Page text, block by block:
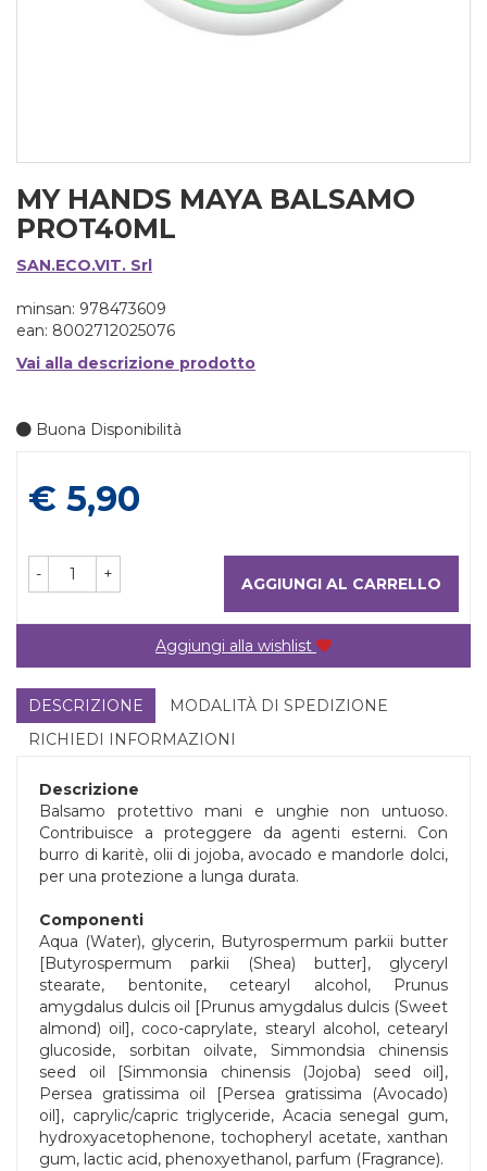
MY HANDS MAYA BALSAMO
PROT40ML
SAN.ECO.VIT. Srl
minsan: 978473609
ean: 8002712025076
Vai alla descrizione prodotto
Buona Disponibilità
Prezzo
€ 5,90
- + AGGIUNGI AL CARRELLO
Aggiungi alla wishlist
DESCRIZIONE
MODALITÀ DI SPEDIZIONE
RICHIEDI INFORMAZIONI
Descrizione
Balsamo protettivo mani e unghie non untuoso.
Contribuisce a proteggere da agenti esterni. Con
burro di karitè, olii di jojoba, avocado e mandorle dolci,
per una protezione a lunga durata.
Componenti
Aqua (Water), glycerin, Butyrospermum parkii butter
[Butyrospermum parkii (Shea) butter], glyceryl
stearate, bentonite, cetearyl alcohol, Prunus
amygdalus dulcis oil [Prunus amygdalus dulcis (Sweet
almond) oil], coco-caprylate, stearyl alcohol, cetearyl
glucoside, sorbitan oilvate, Simmondsia chinensis
seed oil [Simmonsia chinensis (Jojoba) seed oil],
Persea gratissima oil [Persea gratissima (Avocado)
oil], caprylic/capric triglyceride, Acacia senegal gum,
hydroxyacetophenone, tochopheryl acetate, xanthan
gum, lactic acid, phenoxyethanol, parfum (Fragrance).